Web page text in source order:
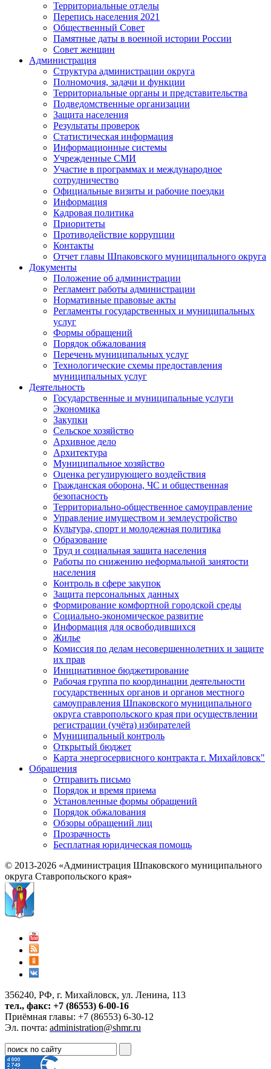
Территориальные отделы
Перепись населения 2021
Общественный Совет
Памятные даты в военной истории России
Совет женщин
Администрация
Структура администрации округа
Полномочия, задачи и функции
Территориальные органы и представительства
Подведомственные организации
Защита населения
Результаты проверок
Статистическая информация
Информационные системы
Учрежденные СМИ
Участие в программах и международное
сотрудничество
Официальные визиты и рабочие поездки
Информация
Кадровая политика
Приоритеты
Противодействие коррупции
Контакты
Отчет главы Шпаковского муниципального округа
Документы
Положение об администрации
Регламент работы администрации
Нормативные правовые акты
Регламенты государственных и муниципальных
услуг
Формы обращений
Порядок обжалования
Перечень муниципальных услуг
Технологические схемы предоставления
муниципальных услуг
Деятельность
Государственные и муниципальные услуги
Экономика
Закупки
Сельское хозяйство
Архивное дело
Архитектура
Муниципальное хозяйство
Оценка регулирующего воздействия
Гражданская оборона, ЧС и общественная
безопасность
Территориально-общественное самоуправление
Управление имуществом и землеустройство
Культура, спорт и молодежная политика
Образование
Труд и социальная защита населения
Работы по снижению неформальной занятости
населения
Контроль в сфере закупок
Защита персональных данных
Формирование комфортной городской среды
Социально-экономическое развитие
Информация для освободившихся
Жилье
Комиссия по делам несовершеннолетних и защите
их прав
Инициативное бюджетирование
Рабочая группа по координации деятельности
государственных органов и органов местного
самоуправления Шпаковского муниципального
округа ставропольского края при осуществлении
регистрации (учёта) избирателей
Муниципальный контроль
Открытый бюджет
Карта энергосервисного контракта г. Михайловск"
Обращения
Отправить письмо
Порядок и время приема
Установленные формы обращений
Порядок обжалования
Обзоры обращений лиц
Прозрачность
Бесплатная юридическая помощь
© 2013-2026 «Администрация Шпаковского муниципального
округа Ставропольского края»
356240, РФ, г. Михайловск, ул. Ленина, 113
тел., факс: +7 (86553) 6-00-16
Приёмная главы: +7 (86553) 6-30-12
Эл. почта: administration@shmr.ru